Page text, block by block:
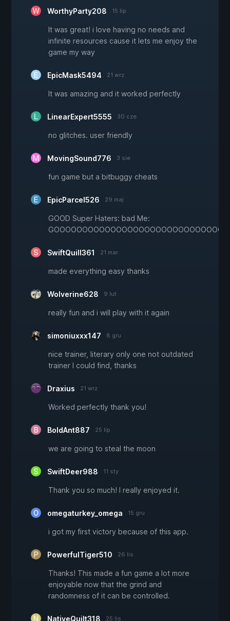
WorthyParty208 15 lip
It was great! i love having no needs and
infinite resources cause it lets me enjoy the
game my way
EpicMask5494 21 wrz
It was amazing and it worked perfectly
LinearExpert5555 30 cze
no glitches. user friendly
MovingSound776 3 sie
fun game but a bitbuggy cheats
EpicParcel526 29 maj
GOOD Super Haters: bad Me:
SwiftQuill361 21 mar
made everything easy thanks
Wolverine628 9 lut
really fun and i will play with it again
simoniuxxx147 8 gru
nice trainer, literary only one not outdated
trainer I could find, thanks
Draxius 21 wrz
Worked perfectly thank you!
BoldAnt887 25 lip
we are going to steal the moon
SwiftDeer988 11 sty
Thank you so much! I really enjoyed it.
omegaturkey_omega 15 gru
i got my first victory because of this app.
PowerfulTiger510 26 lis
Thanks! This made a fun game a lot more
enjoyable now that the grind and
randomness of it can be controlled.
NativeQuilt318 25 lis